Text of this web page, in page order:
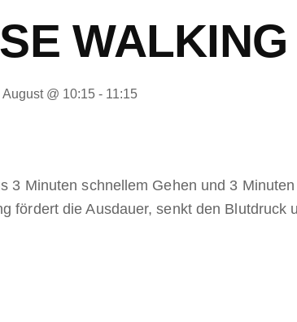
WALKING
August @ 10:15 - 11:15
3 Minuten schnellem Gehen und 3
fördert die Ausdauer, senkt den Blutdruck